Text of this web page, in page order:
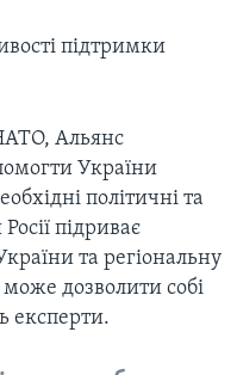
підтримки
Альянс
України
політичні та
підриває
та регіональну
дозволити собі
експерти.